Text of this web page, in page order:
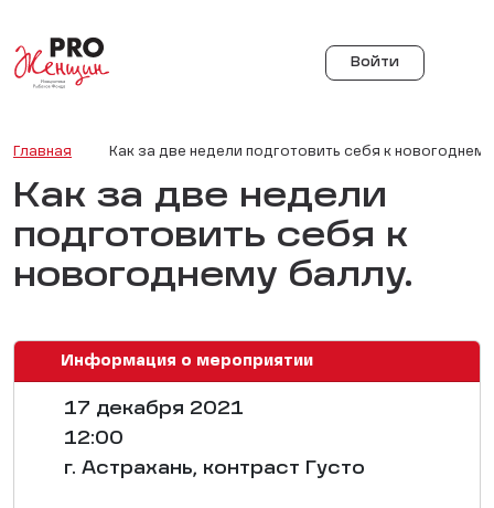
Войти
Главная Как за две недели подготовить себя к
Как за две недели
подготовить себя к
новогоднему баллу.
Информация о мероприятии
17 декабря 2021
12:00
г. Астрахань, контраст Густо